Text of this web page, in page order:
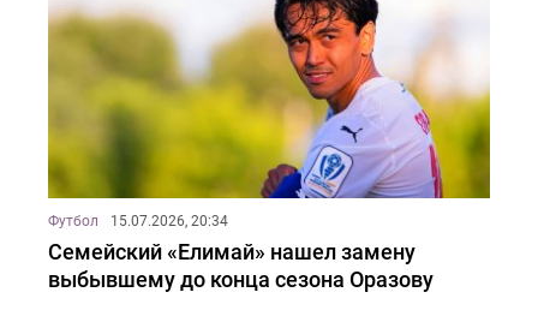
Футбол 15.07.2026, 20:34
Семейский «Елимай» нашел замену
выбывшему до конца сезона Оразову